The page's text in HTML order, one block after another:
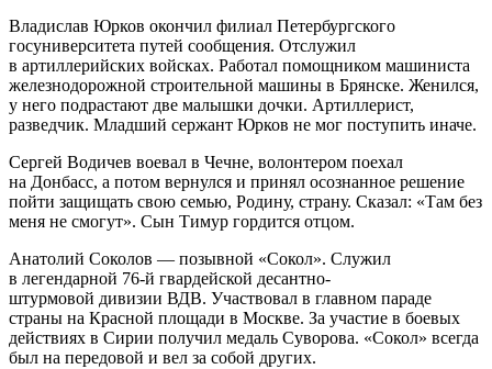
Владислав Юрков окончил филиал Петербургского
госуниверситета путей сообщения. Отслужил
в артиллерийских войсках. Работал помощником машиниста
железнодорожной строительной машины в Брянске. Женился,
у него подрастают две малышки дочки. Артиллерист,
разведчик. Младший сержант Юрков не мог поступить иначе.
Сергей Водичев воевал в Чечне, волонтером поехал
на Донбасс, а потом вернулся и принял осознанное решение
пойти защищать свою семью, Родину, страну. Сказал: «Там без
меня не смогут». Сын Тимур гордится отцом.
Анатолий Соколов — позывной «Сокол». Cлужил
в легендарной 76-й гвардейской десантно-
штурмовой дивизии ВДВ. Участвовал в главном параде
страны на Красной площади в Москве. За участие в боевых
действиях в Сирии получил медаль Суворова. «Сокол» всегда
был на передовой и вел за собой других.